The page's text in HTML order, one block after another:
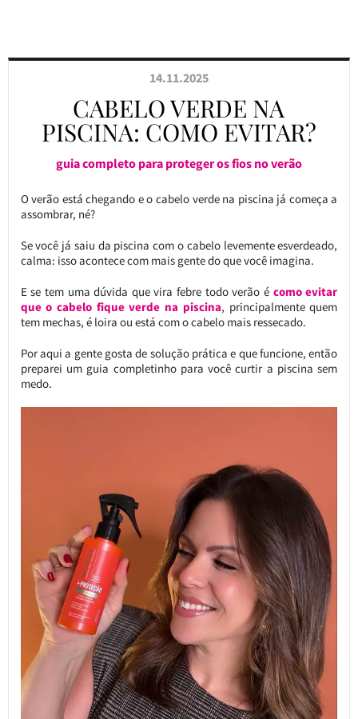
14.11.2025
CABELO VERDE NA
PISCINA: COMO EVITAR?
guia completo para proteger os fios no verão
O verão está chegando e o cabelo verde na piscina já começa a
assombrar, né?
Se você já saiu da piscina com o cabelo levemente esverdeado,
calma: isso acontece com mais gente do que você imagina.
E se tem uma dúvida que vira febre todo verão é como evitar
que o cabelo fique verde na piscina, principalmente quem
tem mechas, é loira ou está com o cabelo mais ressecado.
Por aqui a gente gosta de solução prática e que funcione, então
preparei um guia completinho para você curtir a piscina sem
medo.